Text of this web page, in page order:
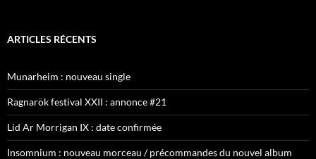
ARTICLES RÉCENTS
Munarheim : nouveau single
Ragnarök festival XXII : annonce #21
Lid Ar Morrigan IX : date confirmée
Insomnium : nouveau morceau / précommandes du nouvel album